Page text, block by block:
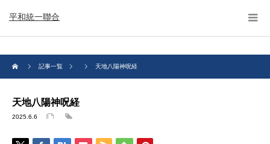
平和統一聯合
記事一覧 天地八陽神呪経
天地八陽神呪経
2025.6.6